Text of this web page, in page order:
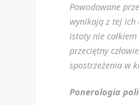
Powodowane
wynikają z tej ich
istoty nie
przeciętny
spostrzeżenia w
Ponerologia